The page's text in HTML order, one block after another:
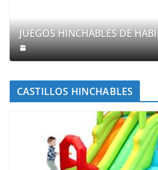
JUEGOS HINCHABLES DE
CASTILLOS HINCHABLES